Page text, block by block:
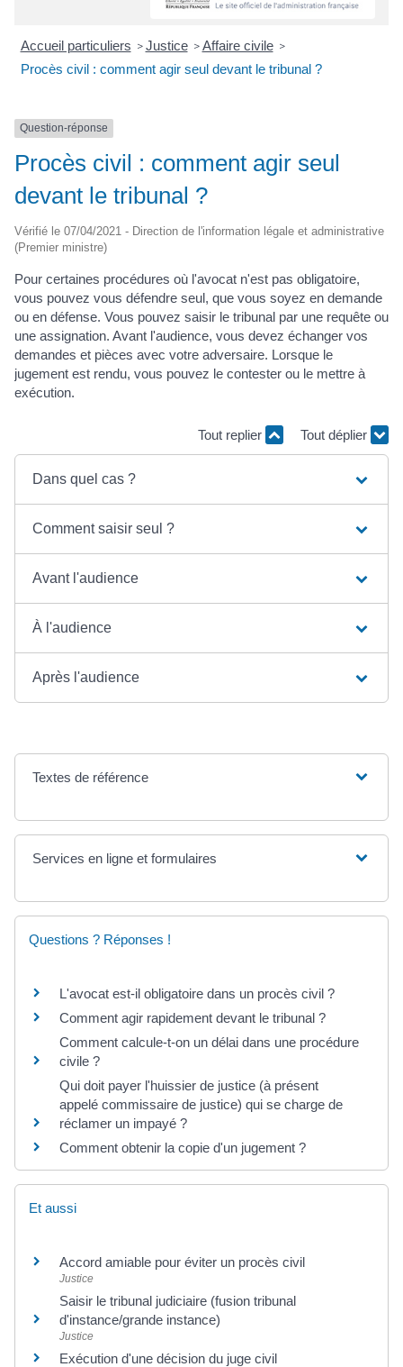
Accueil particuliers > Justice > Affaire civile >
Procès civil : comment agir seul devant le tribunal ?
Question-réponse
Procès civil : comment agir seul
devant le tribunal ?
Vérifié le 07/04/2021 - Direction de l'information légale et administrative
(Premier ministre)
Pour certaines procédures où l'avocat n'est pas obligatoire,
vous pouvez vous défendre seul, que vous soyez en demande
ou en défense. Vous pouvez saisir le tribunal par une requête ou
une assignation. Avant l'audience, vous devez échanger vos
demandes et pièces avec votre adversaire. Lorsque le
jugement est rendu, vous pouvez le contester ou le mettre à
exécution.
Tout replier Tout déplier
Dans quel cas ?
Comment saisir seul ?
Avant l'audience
À l'audience
Après l'audience
Textes de référence
Services en ligne et formulaires
Questions ? Réponses !
L'avocat est-il obligatoire dans un procès civil ?
Comment agir rapidement devant le tribunal ?
Comment calcule-t-on un délai dans une procédure
civile ?
Qui doit payer l'huissier de justice (à présent
appelé commissaire de justice) qui se charge de
réclamer un impayé ?
Comment obtenir la copie d'un jugement ?
Et aussi
Accord amiable pour éviter un procès civil
Justice
Saisir le tribunal judiciaire (fusion tribunal
d'instance/grande instance)
Justice
Exécution d'une décision du juge civil